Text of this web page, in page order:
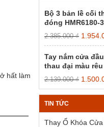
hất làm
Bộ 3 bản lề cối
đóng HMR6180-3
2.385.000₫ Giá
gốc
là:
Tay nắm cửa
thau đại màu rêu
2.139.000₫ Giá
gốc
là:
TIN TỨC
Thay Ổ Khóa